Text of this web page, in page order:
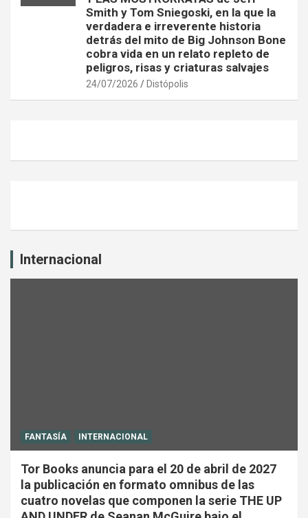
Smith y Tom Sniegoski, en la que la
verdadera e irreverente historia
detrás del mito de Big Johnson Bone
cobra vida en un relato repleto de
peligros, risas y criaturas salvajes
24/07/2026 Distópolis
Internacional
FANTASÍA INTERNACIONAL
Tor Books anuncia para el 20 de abril de 2027
la publicación en formato omnibus de las
cuatro novelas que componen la serie THE UP